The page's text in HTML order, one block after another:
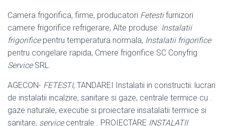
Camera frigorifica, firme, producatori Fetestifurnizori
camere frigorifice refrigerare, Alte produse: Instalatii
frigorificepentru temperatura normala, Instalatii frigorifice
pentru congelare rapida, Cmere frigorifice SC Conyfrig
ServiceSRL.
AGECON- FETESTI, TANDAREI Instalatii in constructii: lucrari
de instalatii incalzire, sanitare si gaze, centrale termice cu .
gaze naturale, executie si proiectare insatalatii termice si
sanitare, servicecentrale . PROIECTARE INSTALATII